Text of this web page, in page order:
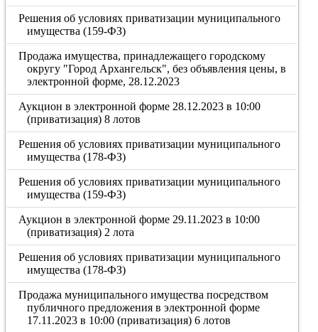
Решения об условиях приватизации муниципального
имущества (159-ФЗ)
Продажа имущества, принадлежащего городскому
округу "Город Архангельск", без объявления цены, в
электронной форме, 28.12.2023
Аукцион в электронной форме 28.12.2023 в 10:00
(приватизация) 8 лотов
Решения об условиях приватизации муниципального
имущества (178-ФЗ)
Решения об условиях приватизации муниципального
имущества (159-ФЗ)
Аукцион в электронной форме 29.11.2023 в 10:00
(приватизация) 2 лота
Решения об условиях приватизации муниципального
имущества (178-ФЗ)
Продажа муниципального имущества посредством
публичного предложения в электронной форме
17.11.2023 в 10:00 (приватизация) 6 лотов